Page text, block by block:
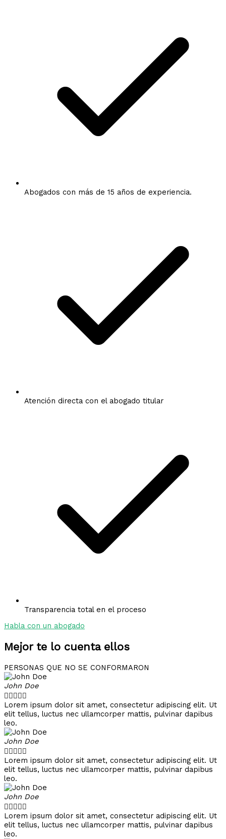
Abogados con más de 15 años de experiencia.
Atención directa con el abogado titular
Transparencia total en el proceso
Habla con un abogado
Mejor te lo cuenta ellos
PERSONAS QUE NO SE CONFORMARON
John Doe

Lorem ipsum dolor sit amet, consectetur adipiscing elit. Ut
elit tellus, luctus nec ullamcorper mattis, pulvinar dapibus
leo.
John Doe

Lorem ipsum dolor sit amet, consectetur adipiscing elit. Ut
elit tellus, luctus nec ullamcorper mattis, pulvinar dapibus
leo.
John Doe

Lorem ipsum dolor sit amet, consectetur adipiscing elit. Ut
elit tellus, luctus nec ullamcorper mattis, pulvinar dapibus
leo.